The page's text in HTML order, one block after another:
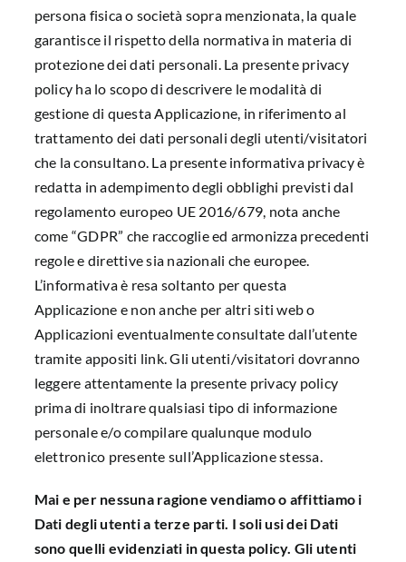
persona fisica o società sopra menzionata, la quale
garantisce il rispetto della normativa in materia di
protezione dei dati personali. La presente privacy
policy ha lo scopo di descrivere le modalità di
gestione di questa Applicazione, in riferimento al
trattamento dei dati personali degli utenti/visitatori
che la consultano. La presente informativa privacy è
redatta in adempimento degli obblighi previsti dal
regolamento europeo UE 2016/679, nota anche
come “GDPR” che raccoglie ed armonizza precedenti
regole e direttive sia nazionali che europee.
L’informativa è resa soltanto per questa
Applicazione e non anche per altri siti web o
Applicazioni eventualmente consultate dall’utente
tramite appositi link. Gli utenti/visitatori dovranno
leggere attentamente la presente privacy policy
prima di inoltrare qualsiasi tipo di informazione
personale e/o compilare qualunque modulo
elettronico presente sull’Applicazione stessa.
Mai e per nessuna ragione vendiamo o affittiamo i
Dati degli utenti a terze parti. I soli usi dei Dati
sono quelli evidenziati in questa policy. Gli utenti